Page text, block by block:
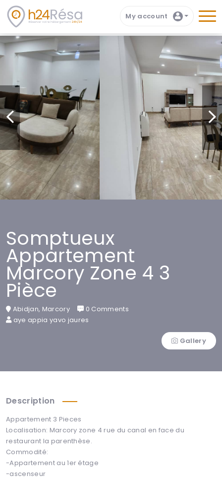
My account
Somptueux
Appartement
Marcory Zone 4 3
Pièce
Abidjan, Marcory
0 Comments
aye appia yavo jaures
Gallery
Description
Appartement 3 Pieces
Localisation: Marcory zone 4 rue du canal en face du
restaurant la parenthèse.
Commodité:
-Appartement au 1er étage
-ascenseur